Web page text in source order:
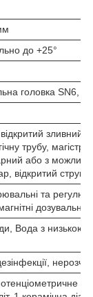
до +25°
головка SN6,
зливний
трубу,
або з
відкритий
та
Вода з низькою